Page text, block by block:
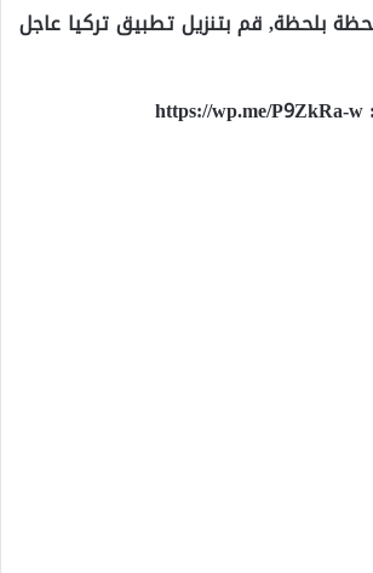
بلحظة, قم بتنزيل تطبيق تركيا عاجل
https://wp.me/P9ZkRa-w